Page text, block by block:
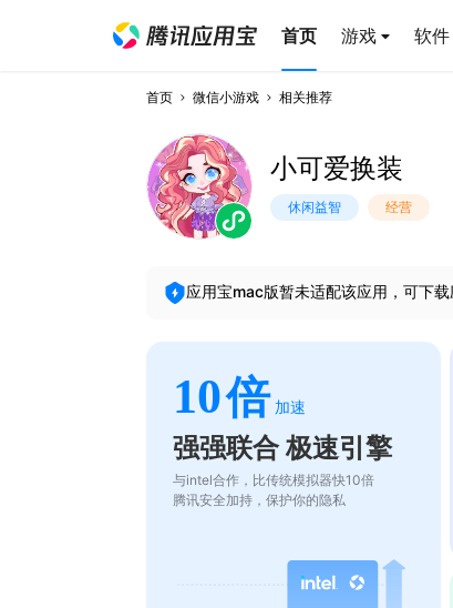
首页 游戏 软件
首页 微信小游戏 相关推荐
小可爱换装
休闲益智 经营
应用宝mac版暂未适配该应用，可下
10倍 加速
强强联合 极速引擎
与intel合作，比传统模拟器快10倍
腾讯安全加持，保护你的隐私